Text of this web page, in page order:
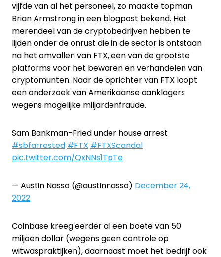
vijfde van al het personeel, zo maakte topman
Brian Armstrong in een blogpost bekend. Het
merendeel van de cryptobedrijven hebben te
lijden onder de onrust die in de sector is ontstaan
na het omvallen van FTX, een van de grootste
platforms voor het bewaren en verhandelen van
cryptomunten. Naar de oprichter van FTX loopt
een onderzoek van Amerikaanse aanklagers
wegens mogelijke miljardenfraude.
Sam Bankman-Fried under house arrest
#sbfarrested #FTX #FTXScandal
pic.twitter.com/QxNNs1TpTe
— Austin Nasso (@austinnasso) December 24,
2022
Coinbase kreeg eerder al een boete van 50
miljoen dollar (wegens geen controle op
witwaspraktijken), daarnaast moet het bedrijf ook